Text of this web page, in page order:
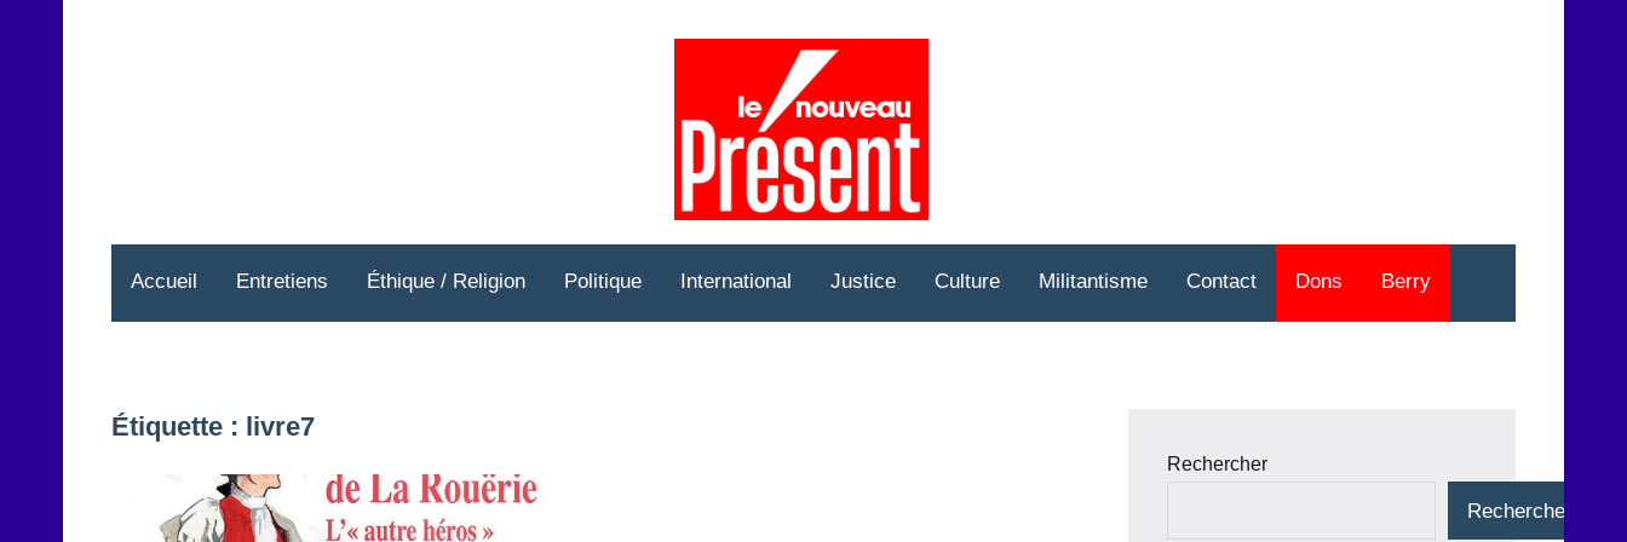
Accueil Entretiens Éthique / Religion Politique International Justice Culture Militantisme Contact Dons Berry
Étiquette : livre7
Rechercher
Rechercher